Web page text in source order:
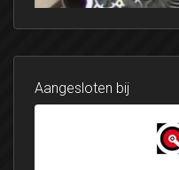
Aangesloten bij